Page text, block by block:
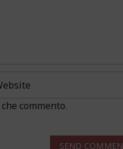
commento.
SEND